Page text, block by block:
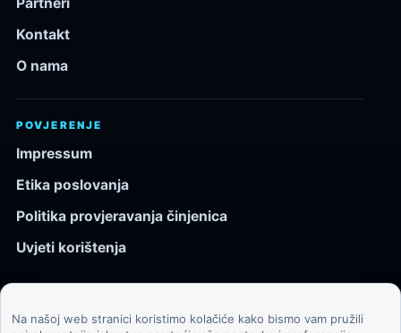
Kontakt
O nama
POVJERENJE
Impressum
Etika poslovanja
Politika provjeravanja činjenica
Uvjeti korištenja
Na našoj web stranici koristimo kolačiće kako bismo vam pružili